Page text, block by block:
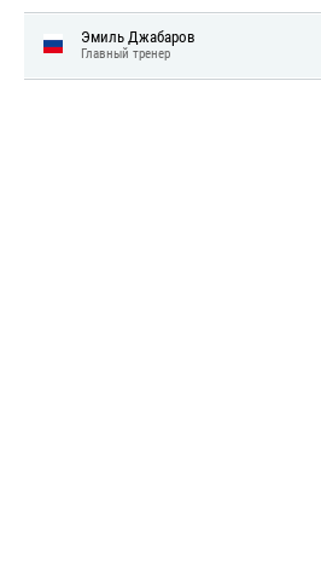
Эмиль Джабаров
Главный тренер